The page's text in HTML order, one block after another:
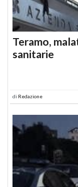
Teramo,
sanitarie
di Redazione